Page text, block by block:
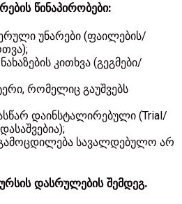
წინაპირობები:
უნარები (ფაილების/
კითხვა (გეგმები/
რომელიც გაუშვებს
დაინსტალირებული (Trial/
გამოცდილება სავალდებულო არ
დასრულების შემდეგ.